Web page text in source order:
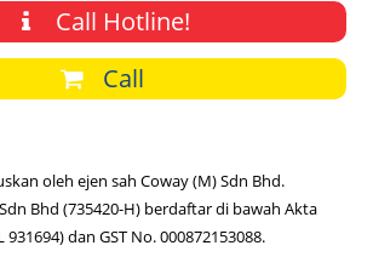
Call Hotline!
Call
oleh ejen sah Coway (M) Sdn Bhd.
Bhd (735420-H) berdaftar di bawah Akta
931694) dan GST No. 000872153088.